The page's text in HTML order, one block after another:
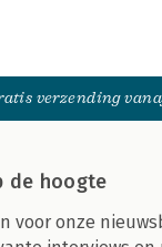
verzending
de hoogte
voor onze